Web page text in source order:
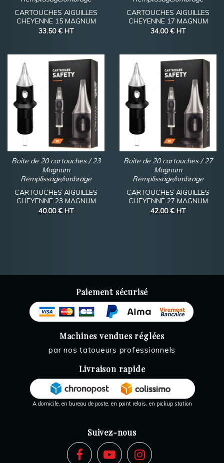
CARTOUCHES AIGUILLES
CHEYENNE 15 MAGNUM
33.50 € HT
CARTOUCHES AIGUILLES
CHEYENNE 17 MAGNUM
34.00 € HT
Boite de 20 cartouches / 23
Magnum
Remplissage/ombrage
CARTOUCHES AIGUILLES
CHEYENNE 23 MAGNUM
40.00 € HT
Boite de 20 cartouches / 27
Magnum
Remplissage/ombrage
CARTOUCHES AIGUILLES
CHEYENNE 27 MAGNUM
42.00 € HT
Paiement sécurisé
Machines vendues réglées
par nos tatoueurs professionnels
Livraison rapide
A domicile, en bureau de poste, en point relais, en pickup station
Suivez-nous